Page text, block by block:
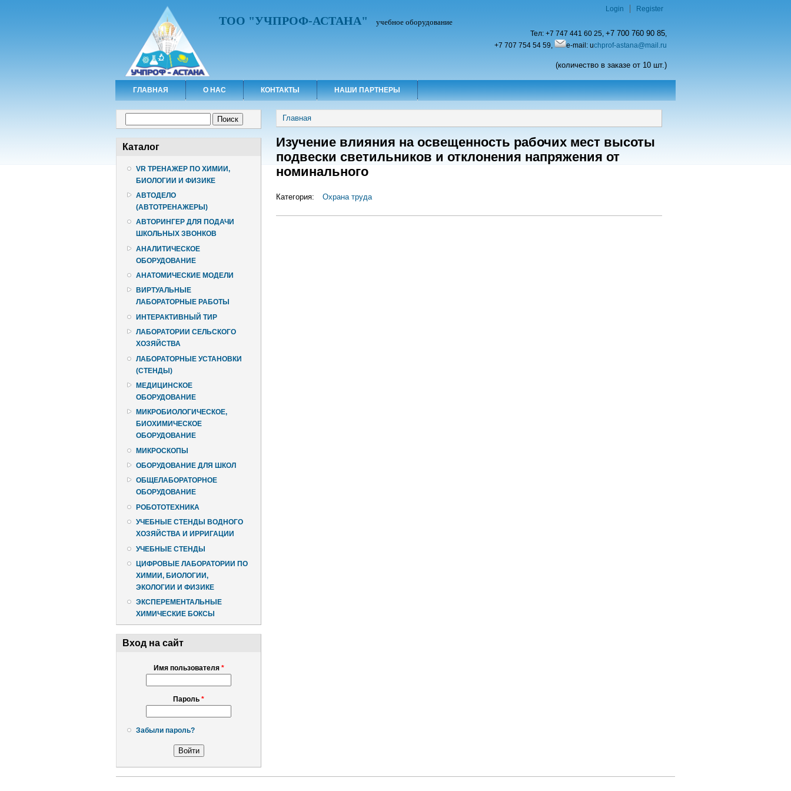
ТОО "УЧПРОФ-АСТАНА" учебное оборудование
Тел: +7 747 441 60 25, +7 700 760 90 85,
+7 707 754 54 59,
e-mail: uchprof-astana@mail.ru
(количество в заказе от 10 шт.)
Login Register
ГЛАВНАЯ О НАС КОНТАКТЫ НАШИ ПАРТНЕРЫ
Каталог
VR ТРЕНАЖЕР ПО ХИМИИ,
БИОЛОГИИ И ФИЗИКЕ
АВТОДЕЛО
(АВТОТРЕНАЖЕРЫ)
АВТОРИНГЕР ДЛЯ ПОДАЧИ
ШКОЛЬНЫХ ЗВОНКОВ
АНАЛИТИЧЕСКОЕ
ОБОРУДОВАНИЕ
АНАТОМИЧЕСКИЕ МОДЕЛИ
ВИРТУАЛЬНЫЕ
ЛАБОРАТОРНЫЕ РАБОТЫ
ИНТЕРАКТИВНЫЙ ТИР
ЛАБОРАТОРИИ СЕЛЬСКОГО
ХОЗЯЙСТВА
ЛАБОРАТОРНЫЕ УСТАНОВКИ
(СТЕНДЫ)
МЕДИЦИНСКОЕ
ОБОРУДОВАНИЕ
МИКРОБИОЛОГИЧЕСКОЕ,
БИОХИМИЧЕСКОЕ
ОБОРУДОВАНИЕ
МИКРОСКОПЫ
ОБОРУДОВАНИЕ ДЛЯ ШКОЛ
ОБЩЕЛАБОРАТОРНОЕ
ОБОРУДОВАНИЕ
РОБОТОТЕХНИКА
УЧЕБНЫЕ СТЕНДЫ ВОДНОГО
ХОЗЯЙСТВА И ИРРИГАЦИИ
УЧЕБНЫЕ СТЕНДЫ
ЦИФРОВЫЕ ЛАБОРАТОРИИ ПО
ХИМИИ, БИОЛОГИИ,
ЭКОЛОГИИ И ФИЗИКЕ
ЭКСПЕРЕМЕНТАЛЬНЫЕ
ХИМИЧЕСКИЕ БОКСЫ
Вход на сайт
Имя пользователя *
Пароль *
Забыли пароль?
Вы здесь
Главная
Изучение влияния на освещенность рабочих мест высоты
подвески светильников и отклонения напряжения от
номинального
Категория: Охрана труда